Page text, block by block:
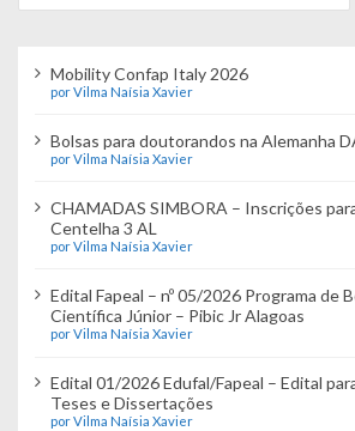
Mobility Confap Italy 2026
por Vilma Naísia Xavier
Bolsas para doutorandos na Alemanha
por Vilma Naísia Xavier
CHAMADAS SIMBORA – Inscrições
Centelha 3 AL
por Vilma Naísia Xavier
Edital Fapeal – nº 05/2026 Programa de
Científica Júnior – Pibic Jr Alagoas
por Vilma Naísia Xavier
Edital 01/2026 Edufal/Fapeal – Edital
Teses e Dissertações
por Vilma Naísia Xavier